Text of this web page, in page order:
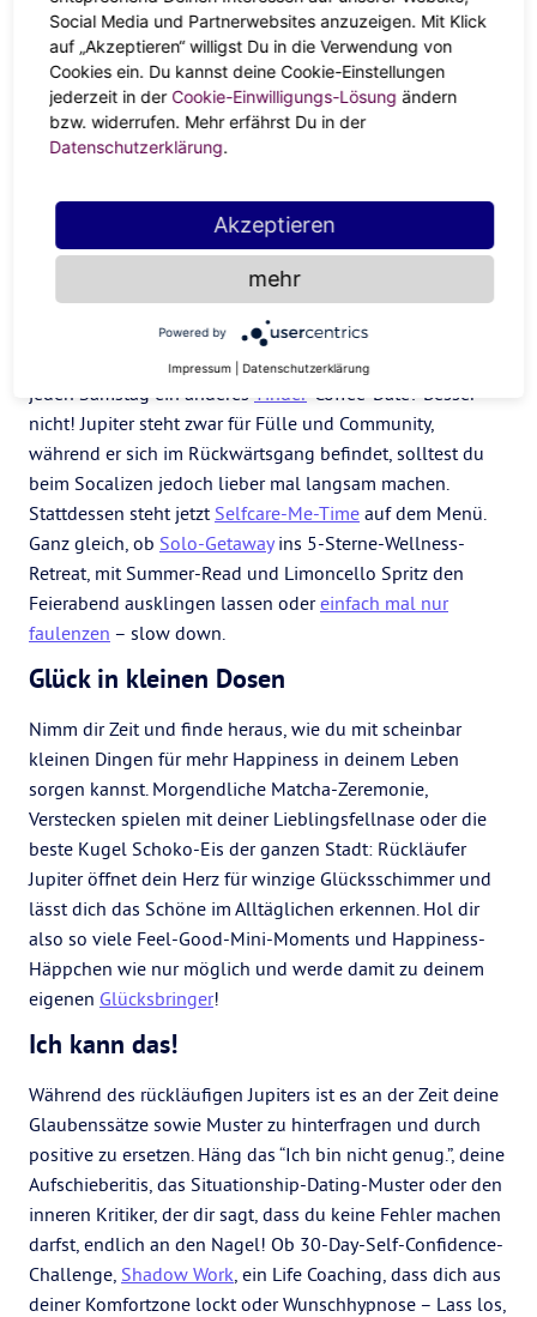
als du tatsächlich nutzt? Oder fühlst du dich stuck und
willst etwas verändern? Nutze die Widder-Can-Do-Power
und Jupiters Weitsicht und tüftle an deinem Dream-Life-
Masterplan! Ob mit der WOOP-Methode deine Wünsche
reflektieren und anpacken, dir den passenden
Manifestationsritual: Mit dem richtigen Schlachtplan in
place zündest du dann nach Jupiters Rückläufigkeit
deinen Turbo und startest voll durch!
Joy of missing out
Festival-Marathon, eine WG-Party nach der anderen und
jeden Samstag ein anderes Tinder -Coffee-Date? Besser
nicht! Jupiter steht zwar für Fülle und Community,
während er sich im Rückwärtsgang befindet, solltest du
beim Socalizen jedoch lieber mal langsam machen.
Stattdessen steht jetzt Selfcare-Me-Time auf dem Menü.
Ganz gleich, ob Solo-Getawayins 5-Sterne-Wellness-
Retreat, mit Summer-Read und Limoncello Spritz den
Feierabend ausklingen lassen odereinfach mal nur
faulenzen – slow down.
Glück in kleinen Dosen
Nimm dir Zeit und finde heraus, wie du mit scheinbar
kleinen Dingen für mehr Happiness in deinem Leben
sorgen kannst. Morgendliche Matcha-Zeremonie,
Verstecken spielen mit deiner Lieblingsfellnase oder die
beste Kugel Schoko-Eis der ganzen Stadt: Rückläufer
Jupiter öffnet dein Herz für winzige Glücksschimmer und
lässt dich das Schöne im Alltäglichen erkennen. Hol dir
also so viele Feel-Good-Mini-Moments und Happiness-
Häppchen wie nur möglich und werde damit zu deinem
eigenen Glücksbringer!
Ich kann das!
Während des rückläufigen Jupiters ist es an der Zeit deine
Glaubenssätze sowie Muster zu hinterfragen und durch
positive zu ersetzen. Häng das “Ich bin nicht genug.”, deine
Aufschieberitis, das Situationship-Dating-Muster oder den
inneren Kritiker, der dir sagt, dass du keine Fehler machen
darfst, endlich an den Nagel! Ob 30-Day-Self-Confidence-
Challenge, Shadow Work, ein Life Coaching, dass dich aus
deiner Komfortzone lockt oder Wunschhypnose – Lass los,
Social Media und Partnerwebsites anzuzeigen. Mit Klick
auf „Akzeptieren“ willigst Du in die Verwendung von
Cookies ein. Du kannst deine Cookie-Einstellungen
jederzeit in der Cookie-Einwilligungs-Lösung ändern
bzw. widerrufen. Mehr erfährst Du in der
Datenschutzerklärung.
Akzeptieren
mehr
Powered by
Impressum Datenschutzerklärung